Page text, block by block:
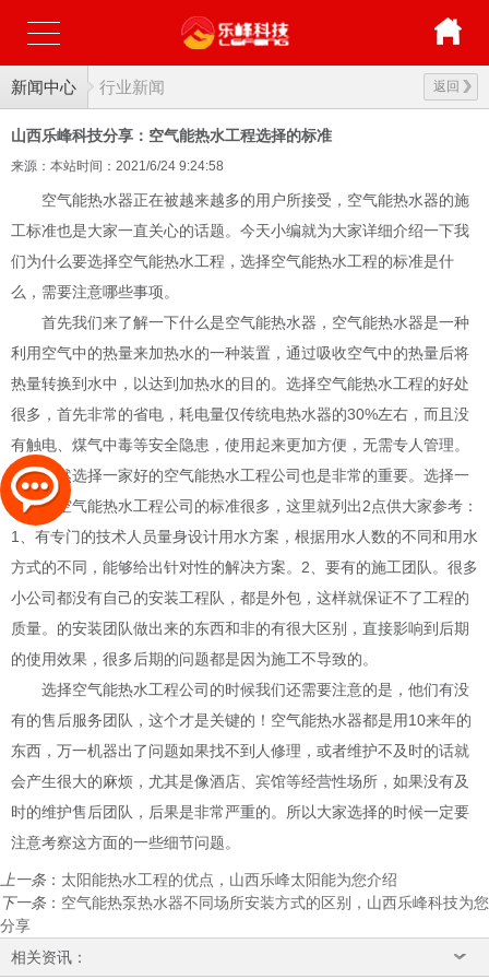
新闻中心 返回
行业新闻
山西乐峰科技分享：空气能热水工程选择的标准
来源：本站时间：2021/6/24 9:24:58
空气能热水器正在被越来越多的用户所接受，空气能热水器的施
工标准也是大家一直关心的话题。今天小编就为大家详细介绍一下我
们为什么要选择空气能热水工程，选择空气能热水工程的标准是什
么，需要注意哪些事项。
首先我们来了解一下什么是空气能热水器，空气能热水器是一种
利用空气中的热量来加热水的一种装置，通过吸收空气中的热量后将
热量转换到水中，以达到加热水的目的。选择空气能热水工程的好处
很多，首先非常的省电，耗电量仅传统电热水器的30%左右，而且没
有触电、煤气中毒等安全隐患，使用起来更加方便，无需专人管理。
当然选择一家好的空气能热水工程公司也是非常的重要。选择一
家好的空气能热水工程公司的标准很多，这里就列出2点供大家参考：
1、有专门的技术人员量身设计用水方案，根据用水人数的不同和用水
方式的不同，能够给出针对性的解决方案。2、要有的施工团队。很多
小公司都没有自己的安装工程队，都是外包，这样就保证不了工程的
质量。的安装团队做出来的东西和非的有很大区别，直接影响到后期
的使用效果，很多后期的问题都是因为施工不导致的。
选择空气能热水工程公司的时候我们还需要注意的是，他们有没
有的售后服务团队，这个才是关键的！空气能热水器都是用10来年的
东西，万一机器出了问题如果找不到人修理，或者维护不及时的话就
会产生很大的麻烦，尤其是像酒店、宾馆等经营性场所，如果没有及
时的维护售后团队，后果是非常严重的。所以大家选择的时候一定要
注意考察这方面的一些细节问题。
上一条： 太阳能热水工程的优点，山西乐峰太阳能为您介绍
下一条： 空气能热泵热水器不同场所安装方式的区别，山西乐峰科技为您
分享
相关资讯：